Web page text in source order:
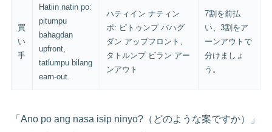
買
い
手
Hatiin natin po:
pitumpu
bahagdan
upfront,
tatlumpu bilang
earn-out.
ハティイン ナティン
ポ: ピトゥンプ バハグ
ダン アップフロント、
タトルンプ ビラン アー
ンアウト
7割を前払
い、3割をア
ーンアウトで
分けましょ
う。
「Ano po ang nasa isip ninyo?（どのような案ですか）」